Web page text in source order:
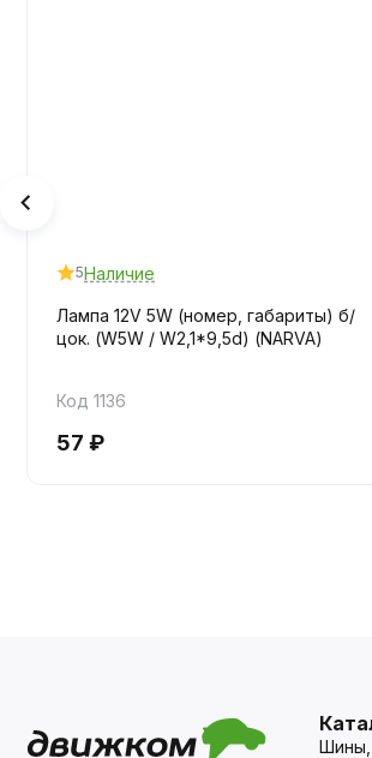
5Наличие
Лампа 12V 5W (номер, габариты) б/
цок. (W5W / W2,1*9,5d) (NARVA)
Код 1136
57 ₽
Шины,